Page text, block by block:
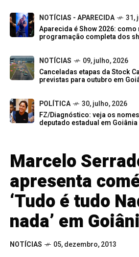
NOTÍCIAS - APARECIDA
31,
Aparecida é Show 2026:
programação completa dos
NOTÍCIAS
09, julho, 2026
Canceladas etapas da Stock
previstas para outubro em
POLÍTICA
30, julho, 2026
FZ/Diagnóstico: veja os
deputado estadual em Goiânia
Marcelo
apresenta
‘Tudo é tudo
nada’ em
NOTÍCIAS 05, dezembro, 2013